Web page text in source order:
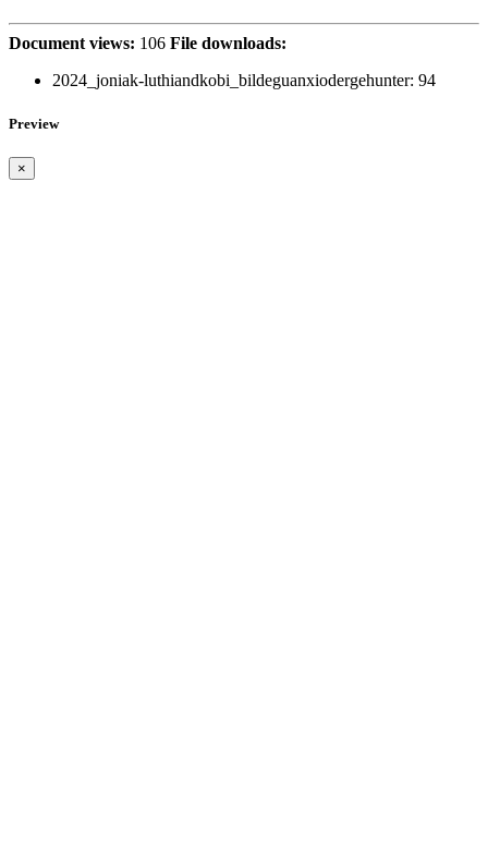
Document views: 106 File downloads:
2024_joniak-luthiandkobi_bildeguanxiodergehunter: 94
Preview
×